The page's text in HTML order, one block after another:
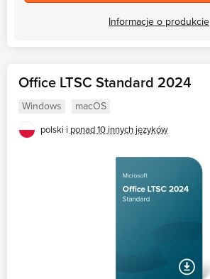
Informacje o produkcie
Office LTSC Standard 2024
Windows macOS
polski i ponad 10 innych języków